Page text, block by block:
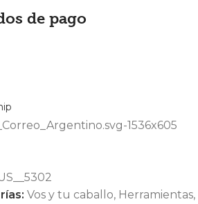
de pago
Vos y tu caballo, Herramientas,